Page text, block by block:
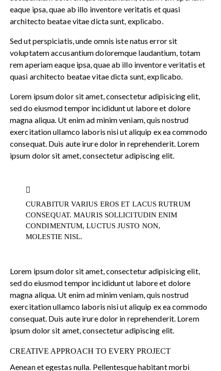
eaque ipsa, quae ab illo inventore veritatis et quasi
architecto beatae vitae dicta sunt, explicabo.
Sed ut perspiciatis, unde omnis iste natus error sit
voluptatem accusantium doloremque laudantium, totam
rem aperiam eaque ipsa, quae ab illo inventore veritatis et
quasi architecto beatae vitae dicta sunt, explicabo.
Lorem ipsum dolor sit amet, consectetur adipisicing elit,
sed do eiusmod tempor incididunt ut labore et dolore
magna aliqua. Ut enim ad minim veniam, quis nostrud
exercitation ullamco laboris nisi ut aliquip ex ea commodo
consequat. Duis aute irure dolor in reprehenderit. Lorem
ipsum dolor sit amet, consectetur adipiscing elit.
CURABITUR VARIUS EROS ET LACUS RUTRUM
CONSEQUAT. MAURIS SOLLICITUDIN ENIM
CONDIMENTUM, LUCTUS JUSTO NON,
MOLESTIE NISL.
Lorem ipsum dolor sit amet, consectetur adipisicing elit,
sed do eiusmod tempor incididunt ut labore et dolore
magna aliqua. Ut enim ad minim veniam, quis nostrud
exercitation ullamco laboris nisi ut aliquip ex ea commodo
consequat. Duis aute irure dolor in reprehenderit. Lorem
ipsum dolor sit amet, consectetur adipiscing elit.
CREATIVE APPROACH TO EVERY PROJECT
Aenean et egestas nulla. Pellentesque habitant morbi